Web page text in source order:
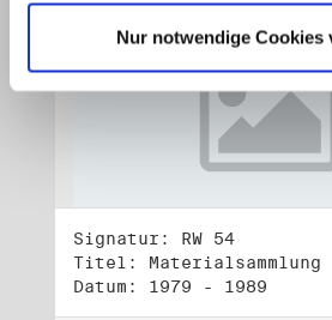
Nur notwendige Cookies
Signatur: RW 54
Datum: 1979 - 1989